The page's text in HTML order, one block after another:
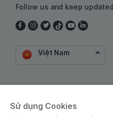
Follow us and keep
Việt Nam
Công nghệ và Dịch Vụ
Sử dụng Cookies